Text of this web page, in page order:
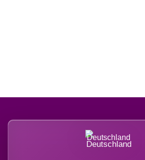
Deutschland